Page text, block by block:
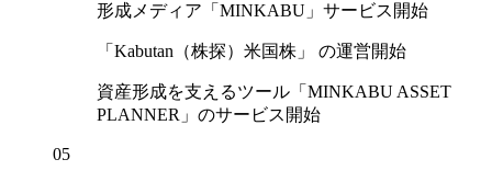
形成メディア「MINKABU」サービス開始
「Kabutan（株探）米国株」 の運営開始
資産形成を支えるツール「MINKABU ASSET
PLANNER」のサービス開始
05